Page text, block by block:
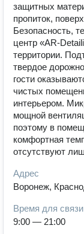
защитных
пропиток,
Безопасность,
центр «AR-
территории.
твердое
гости
чистых
интерьером.
мощной
поэтому в
комфортная
отсутствуют
Адрес
Воронеж,
Время для связи
9:00 — 21:00